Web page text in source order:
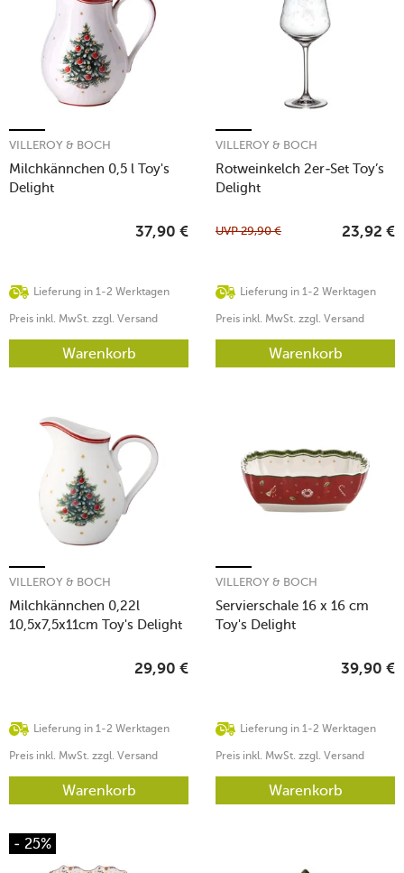
Milchkännchen 0,5 l Toy's
Delight
VILLEROY & BOCH
Lieferung in 1-2 Werktagen
37,90 €
Preis inkl. MwSt. zzgl. Versand
Warenkorb
Rotweinkelch 2er-Set Toy’s
Delight
VILLEROY & BOCH
Lieferung in 1-2 Werktagen
UVP29,90 € 23,92 €
Preis inkl. MwSt. zzgl. Versand
Warenkorb
Milchkännchen 0,22l
10,5x7,5x11cm Toy's Delight
VILLEROY & BOCH
Lieferung in 1-2 Werktagen
29,90 €
Preis inkl. MwSt. zzgl. Versand
Warenkorb
Servierschale 16 x 16 cm
Toy's Delight
VILLEROY & BOCH
Lieferung in 1-2 Werktagen
39,90 €
Preis inkl. MwSt. zzgl. Versand
Warenkorb
- 25%